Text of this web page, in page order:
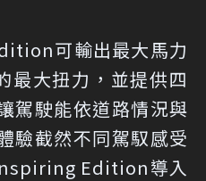
可輸出最大馬力
最大扭力，並提供四
駕駛能依道路情況與
驗截然不同駕馭感受
Edition導入